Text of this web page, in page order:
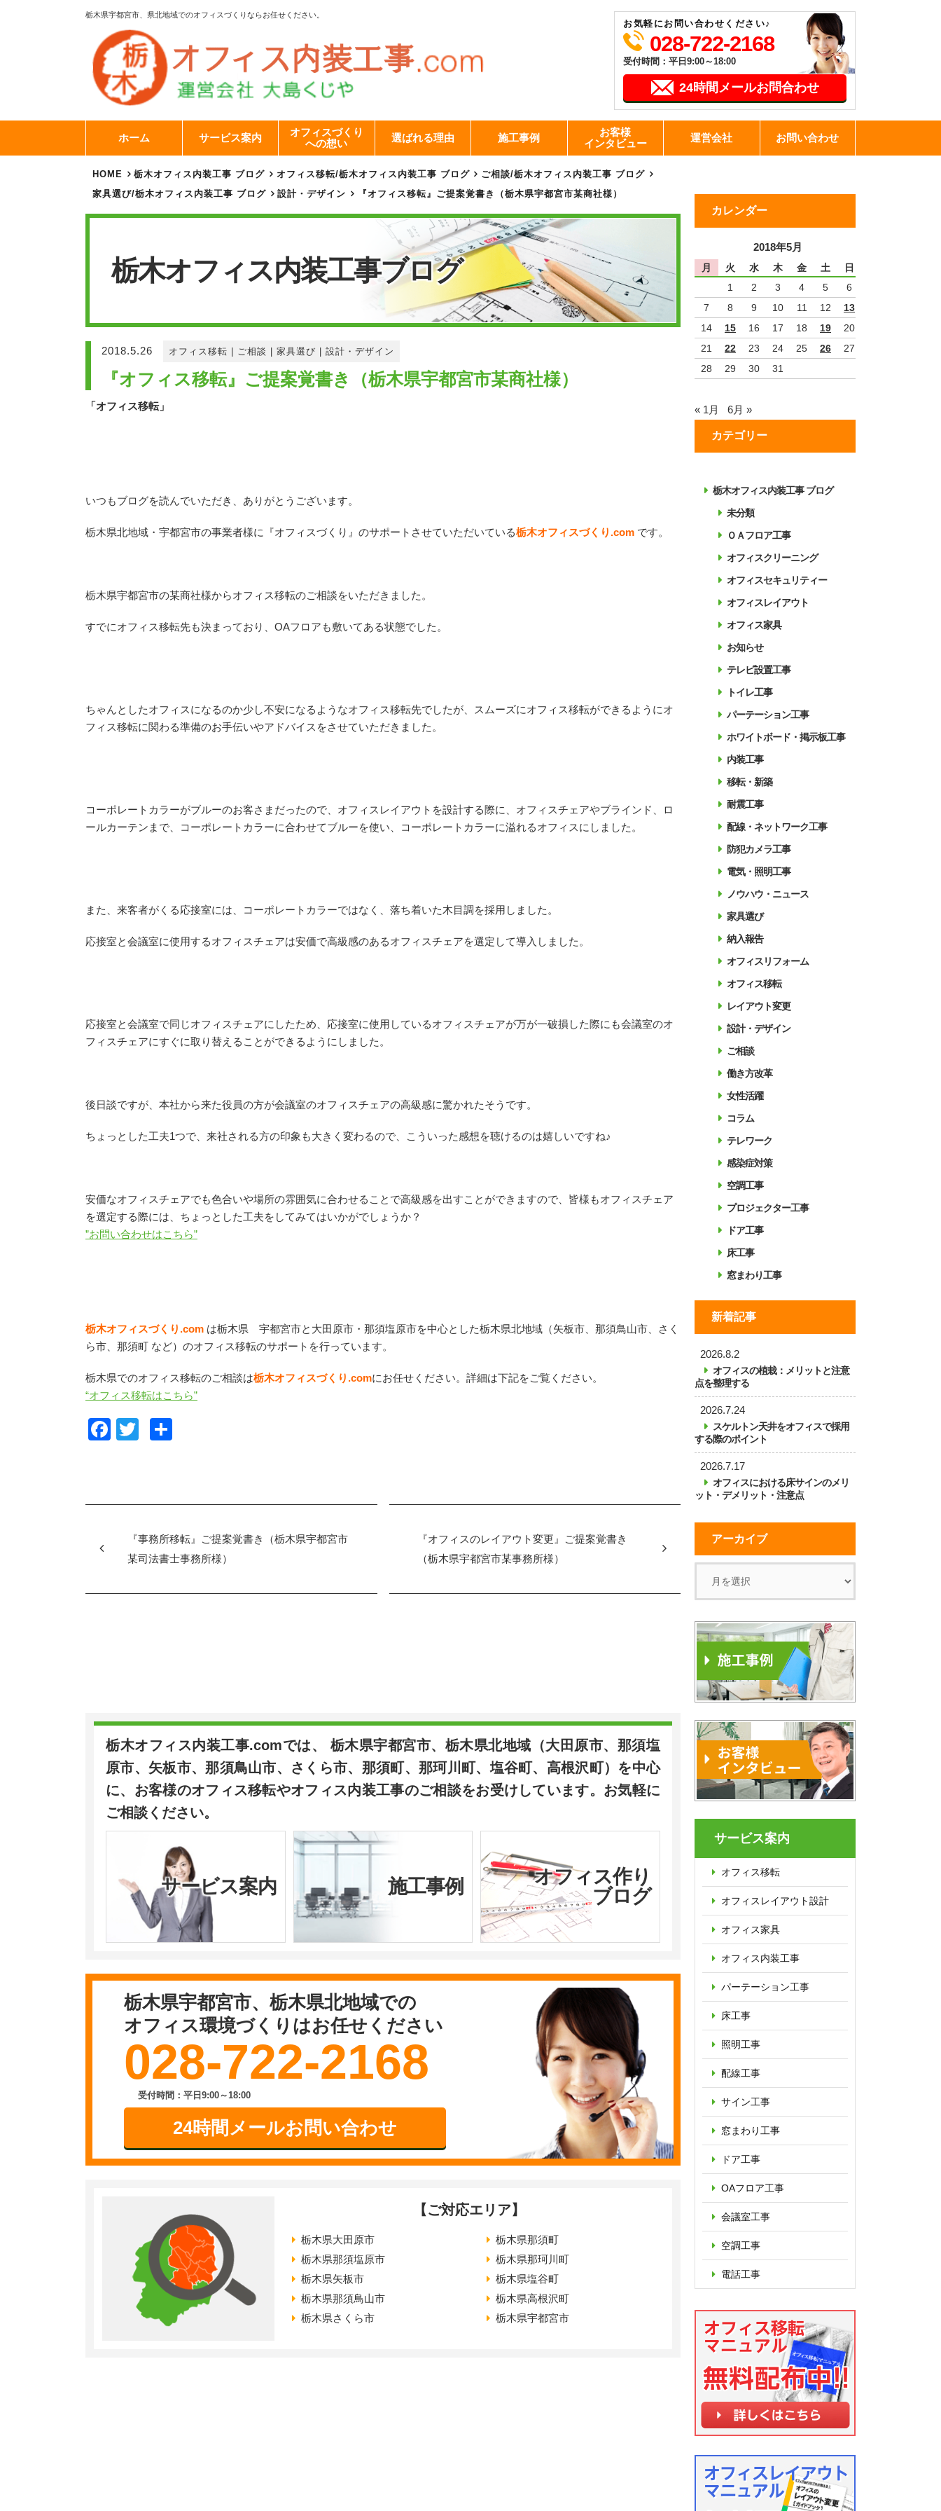
栃木県宇都宮市、県北地域でのオフィスづくりならお任せください。
お気軽にお問い合わせください♪
028-722-2168
受付時間：平日9:00～18:00
24時間メールお問合わせ
ホーム サービス案内
オフィスづくり
への想い
選ばれる理由 施工事例
お客様
インタビュー
運営会社 お問い合わせ
HOME 栃木オフィス内装工事 ブログ オフィス移転/栃木オフィス内装工事 ブログ ご相談/栃木オフィス内装工事 ブログ
家具選び/栃木オフィス内装工事 ブログ 設計・デザイン 『オフィス移転』ご提案覚書き（栃木県宇都宮市某商社様）
栃木オフィス内装工事ブログ
2018.5.26 オフィス移転 ご相談 家具選び 設計・デザイン
『オフィス移転』ご提案覚書き（栃木県宇都宮市某商社様）
「オフィス移転」
いつもブログを読んでいただき、ありがとうございます。
栃木県北地域・宇都宮市の事業者様に『オフィスづくり』のサポートさせていただいている栃木オフィスづくり.com です。
栃木県宇都宮市の某商社様からオフィス移転のご相談をいただきました。
すでにオフィス移転先も決まっており、OAフロアも敷いてある状態でした。
ちゃんとしたオフィスになるのか少し不安になるようなオフィス移転先でしたが、スムーズにオフィス移転ができるようにオ
フィス移転に関わる準備のお手伝いやアドバイスをさせていただきました。
コーポレートカラーがブルーのお客さまだったので、オフィスレイアウトを設計する際に、オフィスチェアやブラインド、ロ
ールカーテンまで、コーポレートカラーに合わせてブルーを使い、コーポレートカラーに溢れるオフィスにしました。
また、来客者がくる応接室には、コーポレートカラーではなく、落ち着いた木目調を採用しました。
応接室と会議室に使用するオフィスチェアは安価で高級感のあるオフィスチェアを選定して導入しました。
応接室と会議室で同じオフィスチェアにしたため、応接室に使用しているオフィスチェアが万が一破損した際にも会議室のオ
フィスチェアにすぐに取り替えることができるようにしました。
後日談ですが、本社から来た役員の方が会議室のオフィスチェアの高級感に驚かれたそうです。
ちょっとした工夫1つで、来社される方の印象も大きく変わるので、こういった感想を聴けるのは嬉しいですね♪
安価なオフィスチェアでも色合いや場所の雰囲気に合わせることで高級感を出すことができますので、皆様もオフィスチェア
を選定する際には、ちょっとした工夫をしてみてはいかがでしょうか？
”お問い合わせはこちら”
栃木オフィスづくり.com は栃木県 宇都宮市と大田原市・那須塩原市を中心とした栃木県北地域 （矢板市、那須鳥山市、さく
ら市、那須町 など） のオフィス移転のサポートを行っています。
栃木県でのオフィス移転のご相談は栃木オフィスづくり.comにお任せください。詳細は下記をご覧ください。
“オフィス移転はこちら”
F
『事務所移転』ご提案覚書き（栃木県宇都宮市
某司法書士事務所様）
『オフィスのレイアウト変更』ご提案覚書き
（栃木県宇都宮市某事務所様）
栃木オフィス内装工事.comでは、 栃木県宇都宮市、栃木県北地域（大田原市、那須塩
原市、矢板市、那須鳥山市、さくら市、那須町、那珂川町、塩谷町、高根沢町）を中心
に、お客様のオフィス移転やオフィス内装工事のご相談をお受けしています。お気軽に
ご相談ください。
サービス案内 施工事例
オフィス作り
ブログ
栃木県宇都宮市、栃木県北地域での
オフィス環境づくりはお任せください
028-722-2168
受付時間：平日9:00～18:00
24時間メールお問い合わせ
【ご対応エリア】
栃木県大田原市
栃木県那須塩原市
栃木県矢板市
栃木県那須鳥山市
栃木県さくら市
栃木県那須町
栃木県那珂川町
栃木県塩谷町
栃木県高根沢町
栃木県宇都宮市
カレンダー
2018年5月
月 火 水 木 金 土
日
1
2 3 4 5
6
7
8 9 10 11 12
13
14
15 16 17 18 19
20
21
22 23 24 25 26
27
28
29 30 31
« 1月 6月 »
カテゴリー
栃木オフィス内装工事 ブログ
未分類
ＯＡフロア工事
オフィスクリーニング
オフィスセキュリティー
オフィスレイアウト
オフィス家具
お知らせ
テレビ設置工事
トイレ工事
パーテーション工事
ホワイトボード・掲示板工事
内装工事
移転・新築
耐震工事
配線・ネットワーク工事
防犯カメラ工事
電気・照明工事
ノウハウ・ニュース
家具選び
納入報告
オフィスリフォーム
オフィス移転
レイアウト変更
設計・デザイン
ご相談
働き方改革
女性活躍
コラム
テレワーク
感染症対策
空調工事
プロジェクター工事
ドア工事
床工事
窓まわり工事
新着記事
2026.8.2
オフィスの植栽：メリットと注意
点を整理する
2026.7.24
スケルトン天井をオフィスで採用
する際のポイント
2026.7.17
オフィスにおける床サインのメリ
ット・デメリット・注意点
アーカイブ
サービス案内
オフィス移転
オフィス レイアウト設計
オフィス家具
オフィス内装工事
パーテーション工事
床工事
照明工事
配線工事
サイン工事
窓まわり工事
ドア工事
OAフロア工事
会議室工事
空調工事
電話工事